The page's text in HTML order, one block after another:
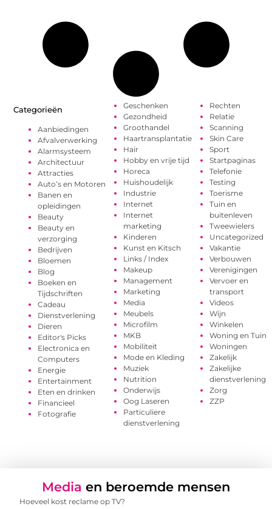
Categorieën
Aanbiedingen
Afvalverwerking
Alarmsysteem
Architectuur
Attracties
Auto’s en Motoren
Banen en
opleidingen
Beauty
Beauty en
verzorging
Bedrijven
Bloemen
Blog
Boeken en
Tijdschriften
Cadeau
Dienstverlening
Dieren
Editor's Picks
Electronica en
Computers
Energie
Entertainment
Eten en drinken
Financieel
Fotografie
Geschenken
Gezondheid
Groothandel
Haartransplantatie
Hair
Hobby en vrije tijd
Horeca
Huishoudelijk
Industrie
Internet
Internet
marketing
Kinderen
Kunst en Kitsch
Links / Index
Makeup
Management
Marketing
Media
Meubels
Microfilm
MKB
Mobiliteit
Mode en Kleding
Muziek
Nutrition
Onderwijs
Oog Laseren
Particuliere
dienstverlening
Rechten
Relatie
Scanning
Skin Care
Sport
Startpaginas
Telefonie
Testing
Toerisme
Tuin en
buitenleven
Tweewielers
Uncategorized
Vakantie
Verbouwen
Verenigingen
Vervoer en
transport
Videos
Wijn
Winkelen
Woning en Tuin
Woningen
Zakelijk
Zakelijke
dienstverlening
Zorg
ZZP
Media en beroemde mensen
Hoeveel kost reclame op TV?